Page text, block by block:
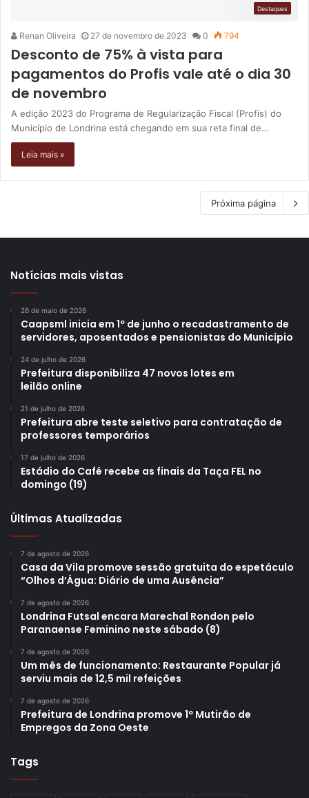
Destaques
Renan Oliveira 27 de novembro de 2023 0 794
Desconto de 75% à vista para
pagamentos do Profis vale até o dia 30
de novembro
A edição 2023 do Programa de Regularização Fiscal (Profis) do
Município de Londrina está chegando em sua reta final de…
Leia mais »
Próxima página
Notícias mais vistas
26 de maio de 2026
Caapsml inicia em 1º de junho o recadastramento de
servidores, aposentados e pensionistas do Município
24 de julho de 2026
Prefeitura disponibiliza 47 novos lotes em
leilão online
21 de julho de 2026
Prefeitura abre teste seletivo para contratação de
professores temporários
17 de julho de 2026
Estádio do Café recebe as finais da Taça FEL no
domingo (19)
Últimas Atualizadas
7 de agosto de 2026
Casa da Vila promove sessão gratuita do espetáculo
“Olhos d’Água: Diário de uma Ausência”
7 de agosto de 2026
Londrina Futsal encara Marechal Rondon pelo
Paranaense Feminino neste sábado (8)
7 de agosto de 2026
Um mês de funcionamento: Restaurante Popular já
serviu mais de 12,5 mil refeições
7 de agosto de 2026
Prefeitura de Londrina promove 1º Mutirão de
Empregos da Zona Oeste
Tags